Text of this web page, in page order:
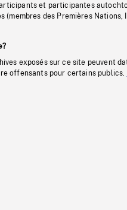
et participantes
(membres des Premières Nations,
exposés sur ce site peuvent
offensants pour certains publics.